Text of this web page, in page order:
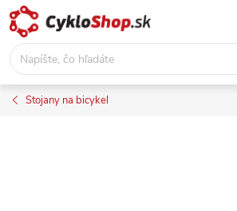
Prejsť
na
obsah
Stojany na bicykel